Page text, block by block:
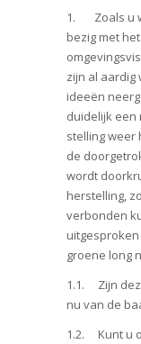
1. Zoals u
bezig met
zijn al aardig
ideeën
duidelijk een
stelling weer
de
wordt
herstelling,
verbonden
groene long
1.1. Zijn
nu van de
1.2. Kunt u